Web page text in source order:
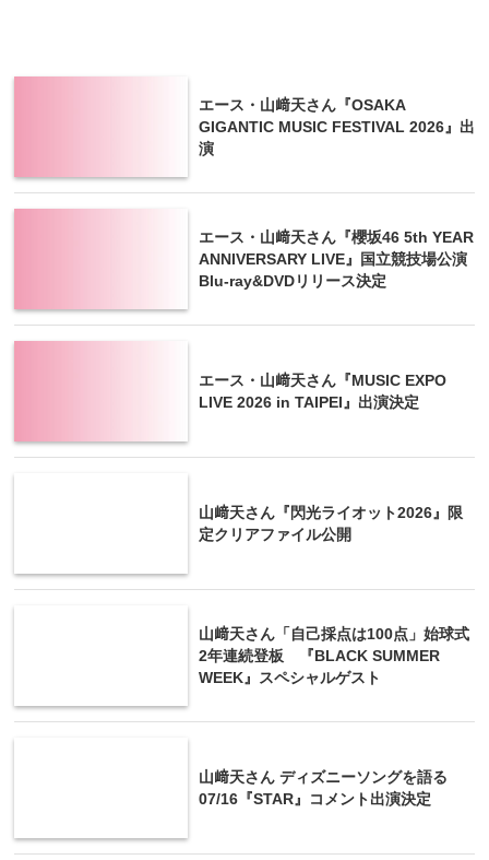
エース・山﨑天さん『OSAKA
GIGANTIC MUSIC FESTIVAL 2026』出
演
エース・山﨑天さん『櫻坂46 5th YEAR
ANNIVERSARY LIVE』国立競技場公演
Blu-ray&DVDリリース決定
エース・山﨑天さん『MUSIC EXPO
LIVE 2026 in TAIPEI』出演決定
山﨑天さん『閃光ライオット2026』限
定クリアファイル公開
山﨑天さん「自己採点は100点」始球式
2年連続登板 『BLACK SUMMER
WEEK』スペシャルゲスト
山﨑天さん ディズニーソングを語る
07/16『STAR』コメント出演決定